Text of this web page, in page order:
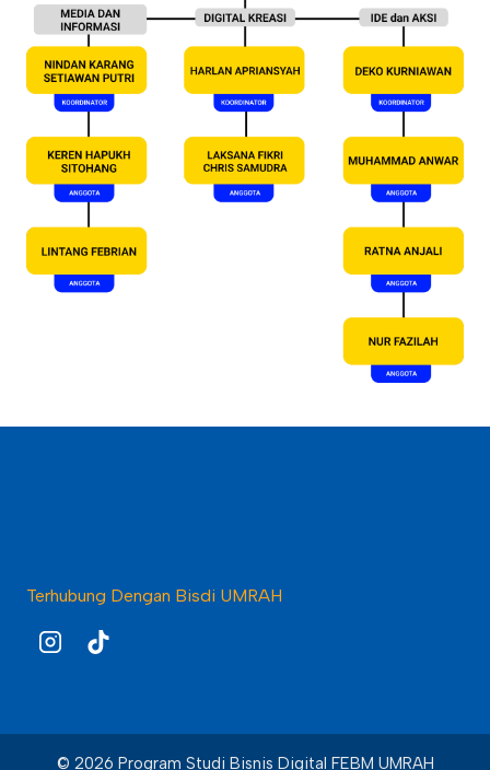
Terhubung Dengan Bisdi UMRAH
© 2026 Program Studi Bisnis Digital FEBM UMRAH